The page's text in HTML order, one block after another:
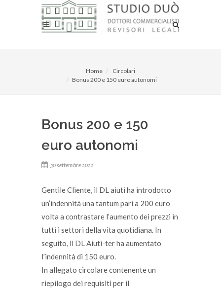
Home
Circolari
Bonus 200 e 150 euro autonomi
Bonus 200 e 150
euro autonomi
30 settembre 2022
Gentile Cliente, il DL aiuti ha introdotto
un’indennità una tantum pari a 200 euro
volta a contrastare l’aumento dei prezzi in
tutti i settori della vita quotidiana. In
seguito, il DL Aiuti-ter ha aumentato
l’indennità di 150 euro.
In allegato circolare contenente un
riepilogo dei requisiti per il